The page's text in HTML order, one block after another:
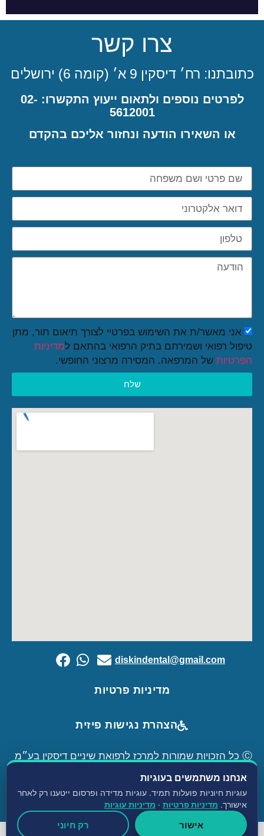
צרו קשר
כתובתנו: רח׳ דיסקין 9 א׳ (קומה 6) ירושלים
לפרטים נוספים ולתאום ייעוץ התקשרו: 02-
5612001
או השאירו הודעה ונחזור אליכם בהקדם
אני מאשר/ת את השימוש בפרטיי לצורך תיאום תור, מתן
טיפול רפואי ושמירתם בתיק הרפואי בהתאם למדיניות
הפרטיות של המרפאה. המסירה מרצוני החופשי.
שלח
diskindental@gmail.com
מדיניות פרטיות
הצהרת נגישות פיזית
Ⓒ כל הזכויות שמורות למרכז לרפואת שיניים דיסקין בע״מ
אנחנו משתמשים בעוגיות
עוגיות חיוניות פועלות תמיד. עוגיות מדידה ופרסום ייטענו רק לאחר
אישורך. מדיניות פרטיות · מדיניות עוגיות
אישור רק חיוני